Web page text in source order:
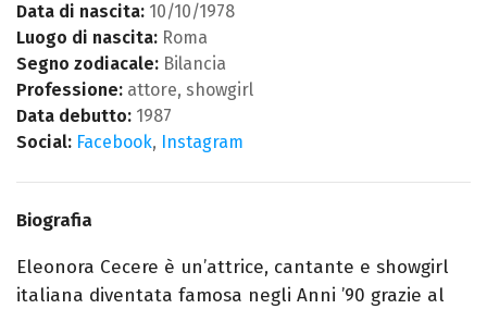
Data di nascita: 10/10/1978
Luogo di nascita: Roma
Segno zodiacale: Bilancia
Professione: attore, showgirl
Data debutto: 1987
Social: Facebook, Instagram
Biografia
Eleonora Cecere è un’attrice, cantante e showgirl
italiana diventata famosa negli Anni ’90 grazie al